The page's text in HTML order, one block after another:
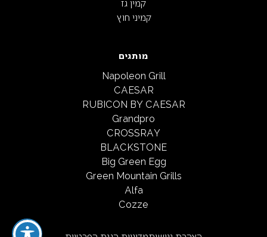
קמין גז
קמיני חוץ
מותגים
Napoleon Grill
CAESAR
RUBICON BY CAESAR
Grandpro
CROSSRAY
BLACKSTONE
Big Green Egg
Green Mountain Grills
Alfa
Cozze